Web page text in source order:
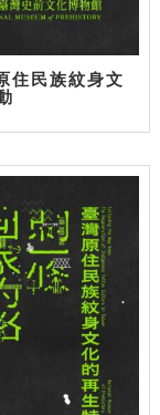
住民族紋身文